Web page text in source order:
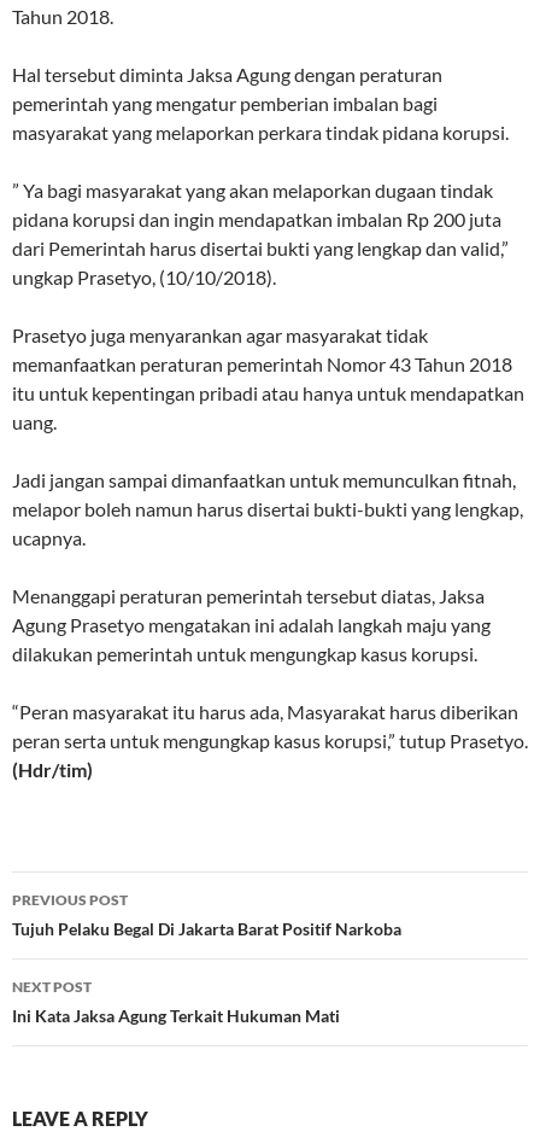
Tahun 2018.
Hal tersebut diminta Jaksa Agung dengan peraturan
pemerintah yang mengatur pemberian imbalan bagi
masyarakat yang melaporkan perkara tindak pidana korupsi.
” Ya bagi masyarakat yang akan melaporkan dugaan tindak
pidana korupsi dan ingin mendapatkan imbalan Rp 200 juta
dari Pemerintah harus disertai bukti yang lengkap dan valid,”
ungkap Prasetyo, (10/10/2018).
Prasetyo juga menyarankan agar masyarakat tidak
memanfaatkan peraturan pemerintah Nomor 43 Tahun 2018
itu untuk kepentingan pribadi atau hanya untuk mendapatkan
uang.
Jadi jangan sampai dimanfaatkan untuk memunculkan fitnah,
melapor boleh namun harus disertai bukti-bukti yang lengkap,
ucapnya.
Menanggapi peraturan pemerintah tersebut diatas, Jaksa
Agung Prasetyo mengatakan ini adalah langkah maju yang
dilakukan pemerintah untuk mengungkap kasus korupsi.
“Peran masyarakat itu harus ada, Masyarakat harus diberikan
peran serta untuk mengungkap kasus korupsi,” tutup Prasetyo.
(Hdr/tim)
Post
navigation
PREVIOUS POST
Tujuh Pelaku Begal Di Jakarta Barat Positif Narkoba
NEXT POST
Ini Kata Jaksa Agung Terkait Hukuman Mati
LEAVE A REPLY